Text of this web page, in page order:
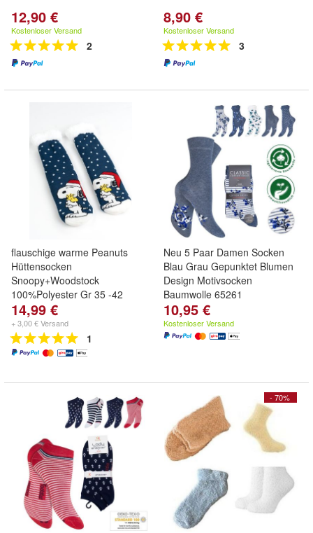
12,90 €
Kostenloser Versand
2
8,90 €
Kostenloser Versand
3
flauschige warme Peanuts
Hüttensocken
Snoopy+Woodstock
100%Polyester Gr 35 -42
14,99 €
+ 3,00 € Versand
1
Neu 5 Paar Damen Socken
Blau Grau Gepunktet Blumen
Design Motivsocken
Baumwolle 65261
10,95 €
Kostenloser Versand
- 70%